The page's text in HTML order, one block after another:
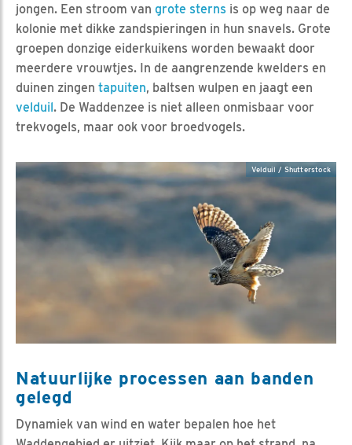
jongen. Een stroom van grote sterns is op weg naar de
kolonie met dikke zandspieringen in hun snavels. Grote
groepen donzige eiderkuikens worden bewaakt door
meerdere vrouwtjes. In de aangrenzende kwelders en
duinen zingen tapuiten, baltsen wulpen en jaagt een
velduil. De Waddenzee is niet alleen onmisbaar voor
trekvogels, maar ook voor broedvogels.
Velduil / Shutterstock
Natuurlijke processen aan banden
gelegd
Dynamiek van wind en water bepalen hoe het